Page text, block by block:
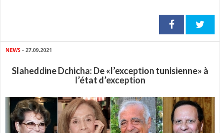
NEWS - 27.09.2021
Slaheddine Dchicha: De «l’exception tunisienne» à
l’état d’exception